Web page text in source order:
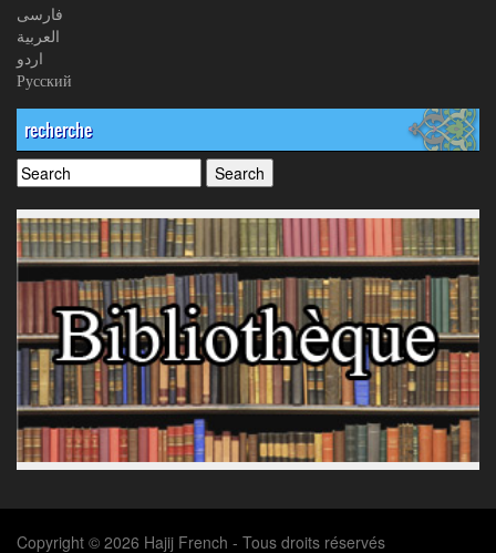
فارسی
العربیة
اردو
Русский
recherche
Copyright © 2026 Hajij French - Tous droits réservés